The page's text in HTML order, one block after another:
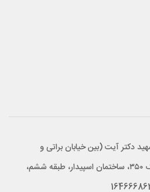
دکتر آیت (بین خیابان براتی و
خیابان قاسم زاده)، پلاک ۳۵۰، ساختمان اسپیدار، طبقه ششم،